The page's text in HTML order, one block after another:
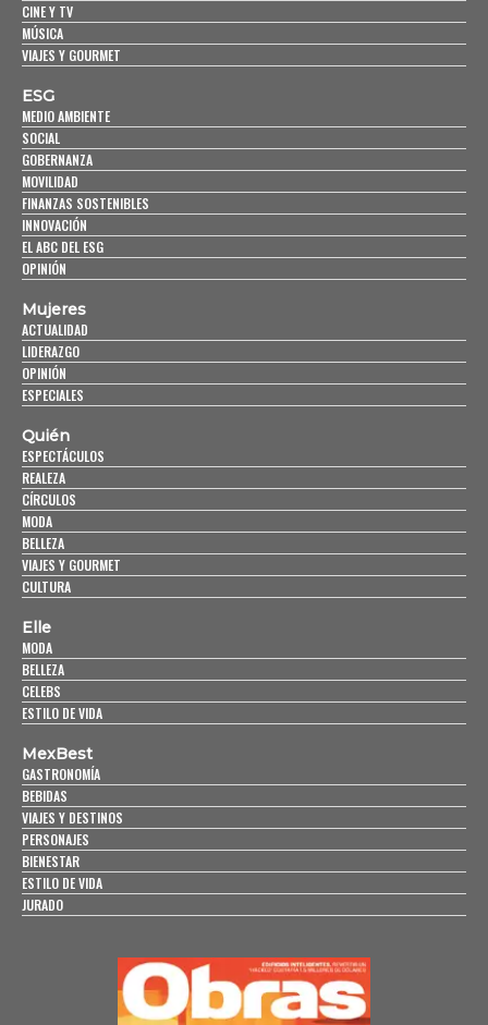
CINE Y TV
MÚSICA
VIAJES Y GOURMET
ESG
MEDIO AMBIENTE
SOCIAL
GOBERNANZA
MOVILIDAD
FINANZAS SOSTENIBLES
INNOVACIÓN
EL ABC DEL ESG
OPINIÓN
Mujeres
ACTUALIDAD
LIDERAZGO
OPINIÓN
ESPECIALES
Quién
ESPECTÁCULOS
REALEZA
CÍRCULOS
MODA
BELLEZA
VIAJES Y GOURMET
CULTURA
Elle
MODA
BELLEZA
CELEBS
ESTILO DE VIDA
MexBest
GASTRONOMÍA
BEBIDAS
VIAJES Y DESTINOS
PERSONAJES
BIENESTAR
ESTILO DE VIDA
JURADO